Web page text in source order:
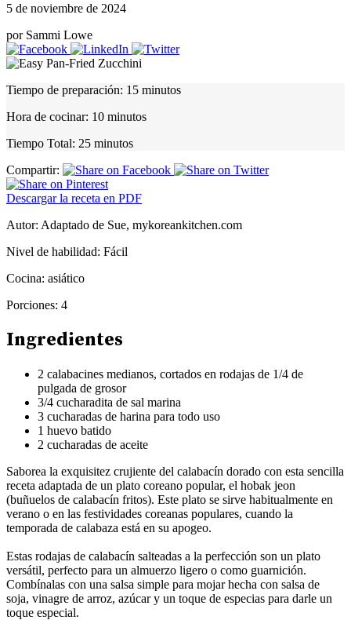
5 de noviembre de 2024
por Sammi Lowe
Tiempo de preparación: 15 minutos
Hora de cocinar: 10 minutos
Tiempo Total: 25 minutos
Compartir:
Descargar la receta en PDF
Autor: Adaptado de Sue, mykoreankitchen.com
Nivel de habilidad: Fácil
Cocina: asiático
Porciones: 4
Ingredientes
2 calabacines medianos, cortados en rodajas de 1/4 de
pulgada de grosor
3/4 cucharadita de sal marina
3 cucharadas de harina para todo uso
1 huevo batido
2 cucharadas de aceite
Saborea la exquisitez crujiente del calabacín dorado con esta sencilla
receta adaptada de un plato coreano popular, el hobak jeon
(buñuelos de calabacín fritos). Este plato se sirve habitualmente en
verano o en las festividades coreanas populares, cuando la
temporada de calabaza está en su apogeo.
Estas rodajas de calabacín salteadas a la perfección son un plato
versátil, perfecto para un almuerzo ligero o como guarnición.
Combínalas con una salsa simple para mojar hecha con salsa de
soja, vinagre de arroz, azúcar y un toque de especias para darle un
toque especial.